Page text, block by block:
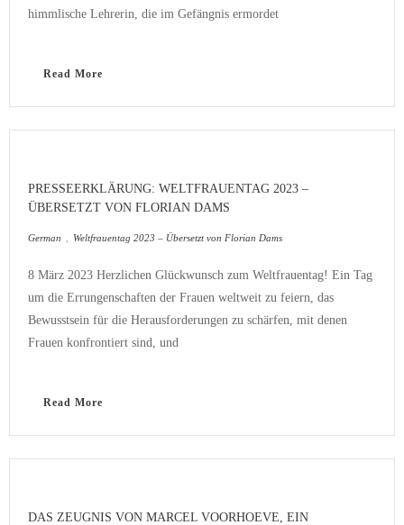
himmlische Lehrerin, die im Gefängnis ermordet
Read More
PRESSEERKLÄRUNG: WELTFRAUENTAG 2023 –
ÜBERSETZT VON FLORIAN DAMS
German Weltfrauentag 2023 – Übersetzt von Florian Dams
8 März 2023 Herzlichen Glückwunsch zum Weltfrauentag! Ein Tag
um die Errungenschaften der Frauen weltweit zu feiern, das
Bewusstsein für die Herausforderungen zu schärfen, mit denen
Frauen konfrontiert sind, und
Read More
DAS ZEUGNIS VON MARCEL VOORHOEVE, EIN